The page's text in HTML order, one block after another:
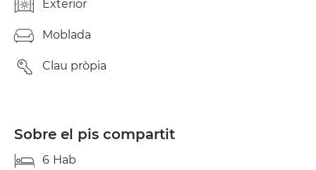
Exterior
Moblada
Clau pròpia
Sobre el pis compartit
6 Hab